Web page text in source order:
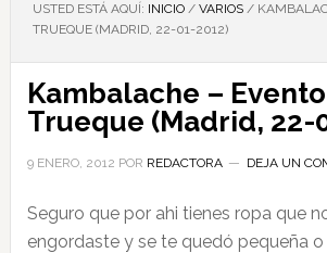
USTED ESTÁ AQUÍ: INICIO / VARIOS /
TRUEQUE (MADRID, 22-01-2012)
Kambalache –
Trueque (Madrid, 22-
9 ENERO, 2012 POR REDACTORA DEJA UN
Seguro que por ahi tienes ropa que
engordaste y se te quedó pequeña